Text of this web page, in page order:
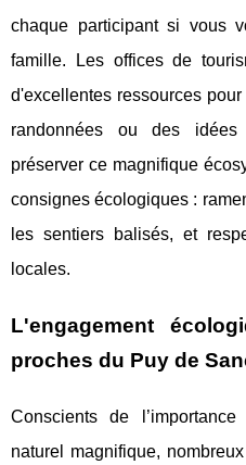
chaque participant si vous
famille. Les offices de
d'excellentes ressources
randonnées ou des
préserver ce magnifique
consignes écologiques :
les sentiers balisés, et
locales.
L'engagement
proches du Puy de
Conscients de
naturel magnifique,